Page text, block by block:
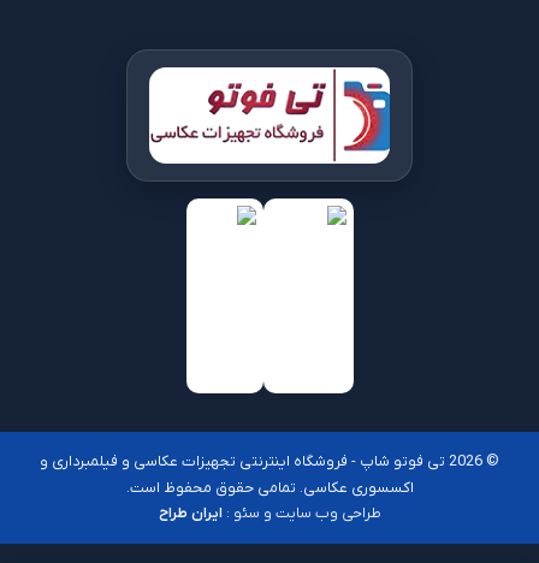
© 2026 تی فوتو شاپ - فروشگاه اینترنتی تجهیزات عکاسی و فیلمبرداری و
اکسسوری عکاسی. تمامی حقوق محفوظ است.
طراحی وب سایت و سئو : ایران طراح